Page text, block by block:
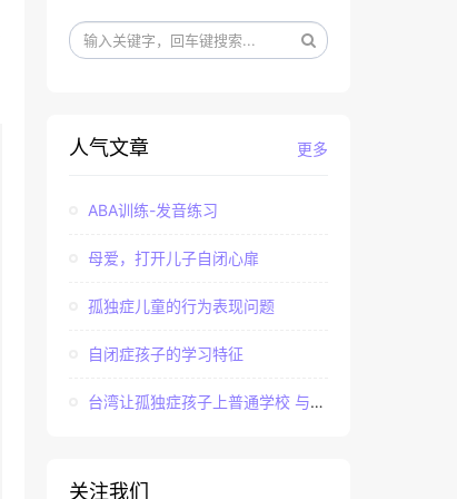
更多
人气文章
ABA训练-发音练习
母爱，打开儿子自闭心扉
孤独症儿童的行为表现问题
自闭症孩子的学习特征
台湾让孤独症孩子上普通学校 与社会“融合”
关注我们